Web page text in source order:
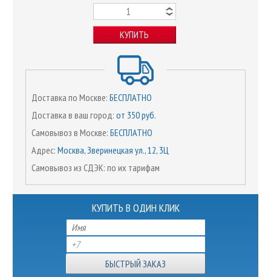
КУПИТЬ
Доставка по Москве: БЕСПЛАТНО
Доставка в ваш город: от 350 руб.
Самовывоз в Москве: БЕСПЛАТНО
Адрес: Москва, Зверинецкая ул., 12, 3Ц
Самовывоз из СДЭК: по их тарифам
КУПИТЬ В ОДИН КЛИК